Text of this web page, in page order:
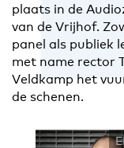
plaats in de
van de Vrijhof.
panel als publiek
met name rector
Veldkamp het
de schenen.